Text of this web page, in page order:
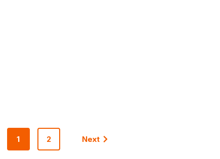
1 2 Next